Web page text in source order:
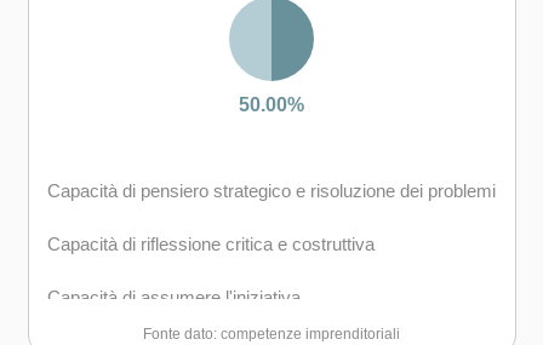
Capacità di creare fiducia e provare empatia
Capacità di esprimere e comprendere punti di vista
prendere decisioni
Capacità di gestire il proprio apprendimento e la propria
50.00%
Capacità di pensiero strategico e risoluzione dei problemi
Capacità di riflessione critica e costruttiva
Capacità di assumere l'iniziativa
Fonte dato: competenze imprenditoriali